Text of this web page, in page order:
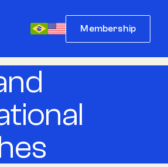
Membership